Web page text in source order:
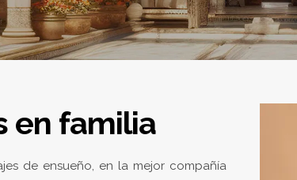
en familia
de ensueño, en la mejor compañía